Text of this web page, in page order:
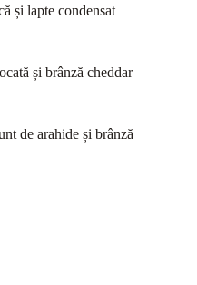
și lapte condensat
și brânză cheddar
de arahide și brânză